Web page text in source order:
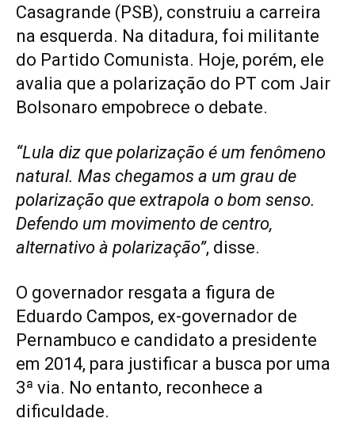
Casagrande (PSB), construiu a carreira
na esquerda. Na ditadura, foi militante
do Partido Comunista. Hoje, porém, ele
avalia que a polarização do PT com Jair
Bolsonaro empobrece o debate.
“Lula diz que polarização é um fenômeno
natural. Mas chegamos a um grau de
polarização que extrapola o bom senso.
Defendo um movimento de centro,
alternativo à polarização”, disse.
O governador resgata a figura de
Eduardo Campos, ex-governador de
Pernambuco e candidato a presidente
em 2014, para justificar a busca por uma
3ª via. No entanto, reconhece a
dificuldade.